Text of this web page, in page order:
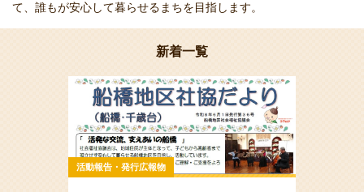
て、誰もが安心して暮らせるまちを目指します。
新着一覧
活動報告・発行広報物